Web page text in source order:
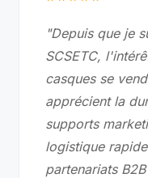
"Depuis que je
SCSETC,
casques se
apprécient la
supports
logistique
partenariats